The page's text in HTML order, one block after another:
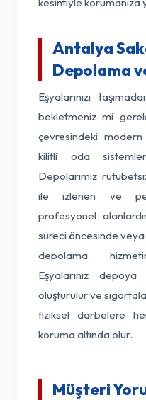
Antalya
Depolama
Eşyalarınızı
bekletmeniz mi
çevresindeki modern
kilitli oda
Depolarımız
ile izlenen ve
profesyonel
süreci öncesinde
depolama
Eşyalarınız
oluşturulur ve
fiziksel darbelere
koruma altında olur.
Müşteri